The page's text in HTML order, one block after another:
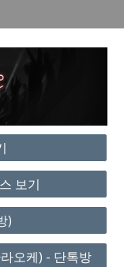
보기
)
오케) - 단톡방